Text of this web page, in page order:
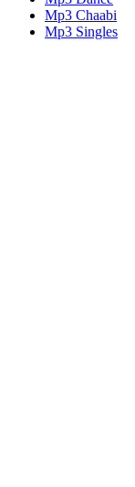
Mp3 Chaabi
Mp3 Singles